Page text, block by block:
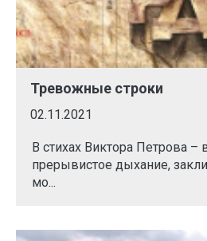
Тревожные строки
02.11.2021
В стихах Виктора Петрова –
прерывистое дыхание,
мо...